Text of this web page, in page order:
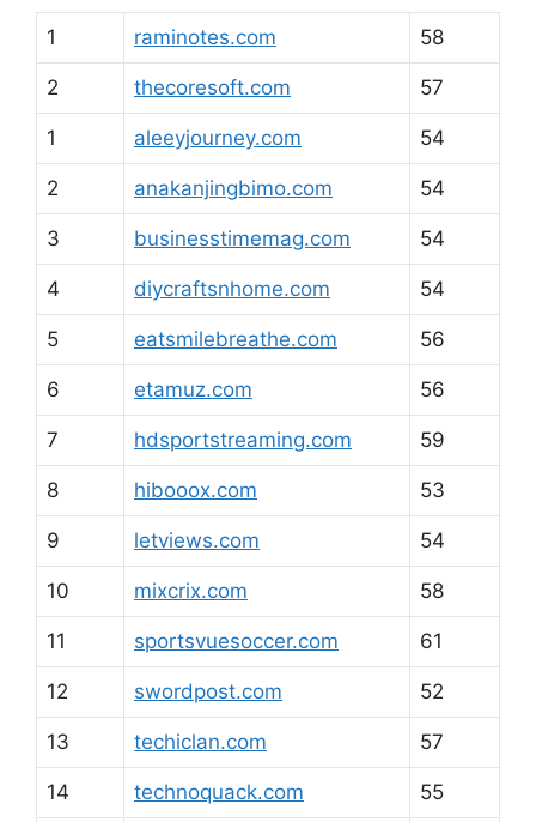
1 raminotes.com 58
2 thecoresoft.com 57
1 aleeyjourney.com 54
2 anakanjingbimo.com 54
3 businesstimemag.com 54
4 diycraftsnhome.com 54
5 eatsmilebreathe.com 56
6 etamuz.com 56
7 hdsportstreaming.com 59
8 hibooox.com 53
9 letviews.com 54
10 mixcrix.com 58
11 sportsvuesoccer.com 61
12 swordpost.com 52
13 techiclan.com 57
14 technoquack.com 55